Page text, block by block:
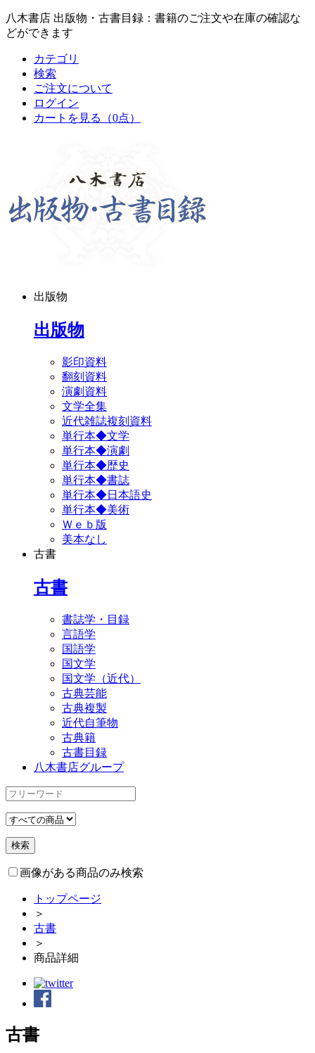
八木書店 出版物・古書目録：書籍のご注文や在庫の確認な
どができます
カテゴリ
検索
ご注文について
ログイン
カートを見る
（0点）
出版物
出版物
影印資料
翻刻資料
演劇資料
文学全集
近代雑誌複刻資料
単行本◆文学
単行本◆演劇
単行本◆歴史
単行本◆書誌
単行本◆日本語史
単行本◆美術
Ｗｅｂ版
美本なし
古書
古書
書誌学・目録
言語学
国語学
国文学
国文学（近代）
古典芸能
古典複製
近代自筆物
古典籍
古書目録
八木書店グループ
画像がある商品のみ検索
トップページ
＞
古書
＞
商品詳細
古書